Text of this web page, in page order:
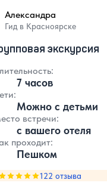
Александра
Гид в Красноярске
4.99
экскурсия
7 часов
Можно с детьми
встречи:
с вашего отеля
проходит:
Пешком
количество звезд:
122 отзыва